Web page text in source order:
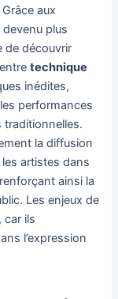
Grâce aux
devenu plus
de découvrir
technique
inédites,
performances
traditionnelles.
la diffusion
artistes dans
ainsi la
Les enjeux de
car ils
l’expression